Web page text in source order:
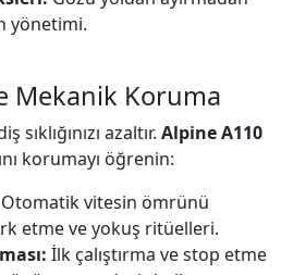
yönetimi.
Mekanik Koruma
azaltır. Alpine A110
korumayı öğrenin:
Otomatik vitesin ömrünü
etme ve yokuş ritüelleri.
İlk çalıştırma ve stop etme